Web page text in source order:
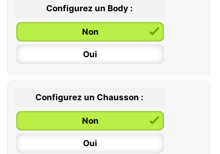
Configurez un Body :
Non
Oui
0 / 6 mois
6 / 12 mois
12 / 18 mois
Configurez un Chausson :
Non
Oui